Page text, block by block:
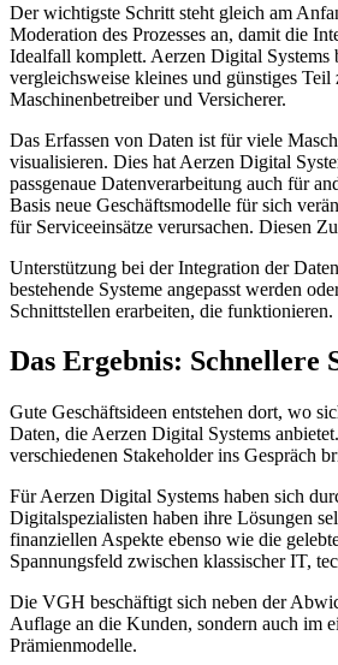
Der wichtigste Schritt steht gleich am
Moderation des Prozesses an, damit die
Idealfall komplett. Aerzen Digital
vergleichsweise kleines und günstiges
Maschinenbetreiber und Versicherer.
Das Erfassen von Daten ist für viele
visualisieren. Dies hat Aerzen Digital
passgenaue Datenverarbeitung auch für
Basis neue Geschäftsmodelle für sich
für Serviceeinsätze verursachen. Diesen
Unterstützung bei der Integration der
bestehende Systeme angepasst werden
Schnittstellen erarbeiten, die funktionieren.
Das Ergebnis: Schnellere
Gute Geschäftsideen entstehen dort, wo
Daten, die Aerzen Digital Systems
verschiedenen Stakeholder ins Gespräch
Für Aerzen Digital Systems haben sich
Digitalspezialisten haben ihre Lösungen
finanziellen Aspekte ebenso wie die
Spannungsfeld zwischen klassischer IT,
Die VGH beschäftigt sich neben der
Auflage an die Kunden, sondern auch im
Prämienmodelle.